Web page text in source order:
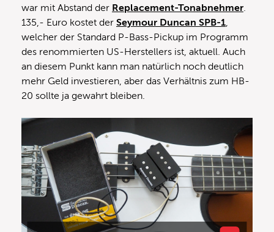
war mit Abstand der Replacement-Tonabnehmer.
135,- Euro kostet der Seymour Duncan SPB-1,
welcher der Standard P-Bass-Pickup im Programm
des renommierten US-Herstellers ist, aktuell. Auch
an diesem Punkt kann man natürlich noch deutlich
mehr Geld investieren, aber das Verhältnis zum HB-
20 sollte ja gewahrt bleiben.